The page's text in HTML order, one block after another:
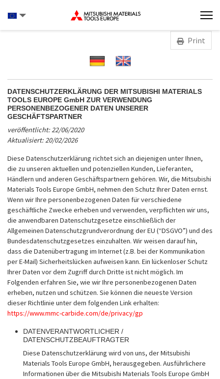
Print
DATENSCHUTZERKLÄRUNG DER MITSUBISHI MATERIALS
TOOLS EUROPE GmbH ZUR VERWENDUNG
PERSONENBEZOGENER DATEN UNSERER
GESCHÄFTSPARTNER
veröffentlicht: 22/06/2020
Aktualisiert: 20/02/2026
Diese Datenschutzerklärung richtet sich an diejenigen unter Ihnen,
die zu unseren aktuellen und potenziellen Kunden, Lieferanten,
Händlern und anderen Geschäftspartnern gehören. Wir, die Mitsubishi
Materials Tools Europe GmbH, nehmen den Schutz Ihrer Daten ernst.
Wenn wir Ihre personenbezogenen Daten für verschiedene
geschäftliche Zwecke erheben und verwenden, verpflichten wir uns,
die anwendbaren Datenschutzgesetze einschließlich der
Allgemeinen Datenschutzgrundverordnung der EU (“DSGVO”) und des
Bundesdatenschutzgesetzes einzuhalten. Wir weisen darauf hin,
dass die Datenübertragung im Internet (z.B. bei der Kommunikation
per E-Mail) Sicherheitslücken aufweisen kann. Ein lückenloser Schutz
Ihrer Daten vor dem Zugriff durch Dritte ist nicht möglich. Im
Folgenden erfahren Sie, wie wir Ihre personenbezogenen Daten
erheben, nutzen und schützen. Sie können die neueste Version
dieser Richtlinie unter dem folgenden Link erhalten:
https://www.mmc-carbide.com/de/privacy/gp
DATENVERANTWORTLICHER /
DATENSCHUTZBEAUFTRAGTER
Diese Datenschutzerklärung wird von uns, der Mitsubishi
Materials Tools Europe GmbH, herausgegeben. Ausführlichere
Informationen über die Mitsubishi Materials Tools Europe GmbH